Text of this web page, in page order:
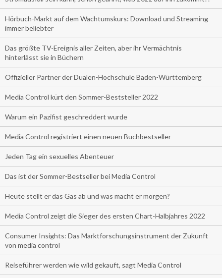
Hörbuch-Markt auf dem Wachtumskurs: Download und Streaming
immer beliebter
Das größte TV-Ereignis aller Zeiten, aber ihr Vermächtnis
hinterlässt sie in Büchern
Offizieller Partner der Dualen-Hochschule Baden-Württemberg
Media Control kürt den Sommer-Beststeller 2022
Warum ein Pazifist geschreddert wurde
Media Control registriert einen neuen Buchbestseller
Jeden Tag ein sexuelles Abenteuer
Das ist der Sommer-Bestseller bei Media Control
Heute stellt er das Gas ab und was macht er morgen?
Media Control zeigt die Sieger des ersten Chart-Halbjahres 2022
Consumer Insights: Das Marktforschungsinstrument der Zukunft
von media control
Reiseführer werden wie wild gekauft, sagt Media Control